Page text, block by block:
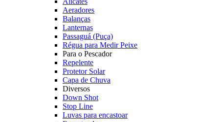
Aeradores
Balanças
Lanternas
Passaguá (Puça)
Régua para Medir Peixe
Para o Pescador
Repelente
Protetor Solar
Capa de Chuva
Diversos
Down Shot
Stop Line
Luvas para encastoar